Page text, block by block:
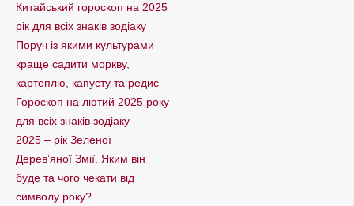
Китайський гороскоп на 2025
рік для всіх знаків зодіаку
Поруч із якими культурами
краще садити моркву,
картоплю, капусту та редис
Гороскоп на лютий 2025 року
для всіх знаків зодіаку
2025 – рік Зеленої
Дерев’яної Змії. Яким він
буде та чого чекати від
символу року?